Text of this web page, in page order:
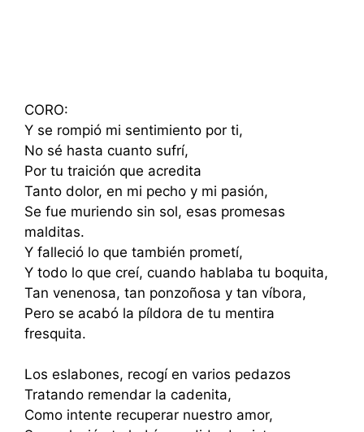
CORO:
Y se rompió mi sentimiento por ti,
No sé hasta cuanto sufrí,
Por tu traición que acredita
Tanto dolor, en mi pecho y mi pasión,
Se fue muriendo sin sol, esas promesas
malditas.
Y falleció lo que también prometí,
Y todo lo que creí, cuando hablaba tu boquita,
Tan venenosa, tan ponzoñosa y tan víbora,
Pero se acabó la píldora de tu mentira
fresquita.
Los eslabones, recogí en varios pedazos
Tratando remendar la cadenita,
Como intente recuperar nuestro amor,